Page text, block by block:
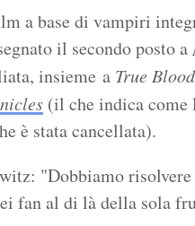
a base di vampiri
il secondo posto a
insieme a True Blood
(il che indica come
è stata cancellata).
"Dobbiamo
fan al di là della sola